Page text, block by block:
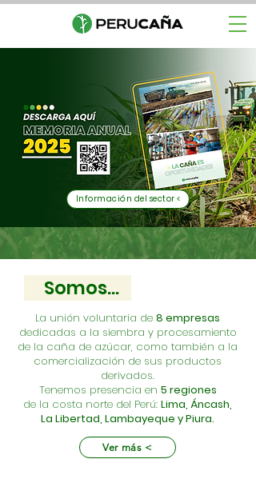
Información del sector <
Somos...
La unión voluntaria de 8 empresas
dedicadas a la siembra y procesamiento
de la caña de azúcar, como también a la
comercialización de sus productos
derivados.
​​Tenemos presencia en 5 regiones
de la costa norte del Perú: Lima, Áncash,
La Libertad, Lambayeque y Piura.
Ver más <